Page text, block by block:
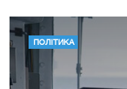
ПОЛІТИКА